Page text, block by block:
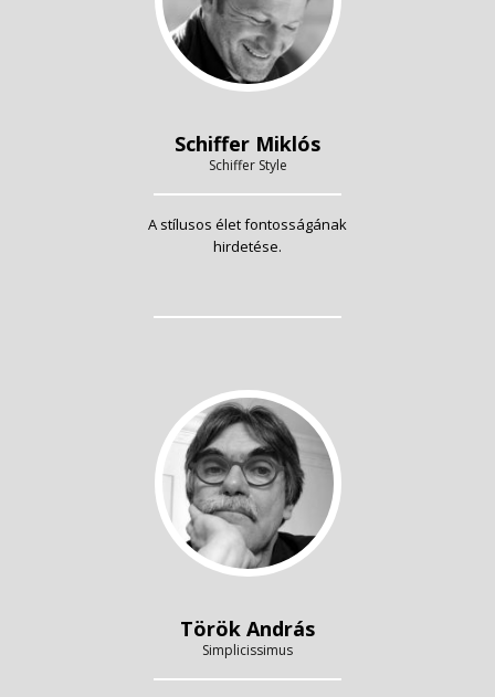
Schiffer Miklós
Schiffer Style
A stílusos élet fontosságának
hirdetése.
Török András
Simplicissimus